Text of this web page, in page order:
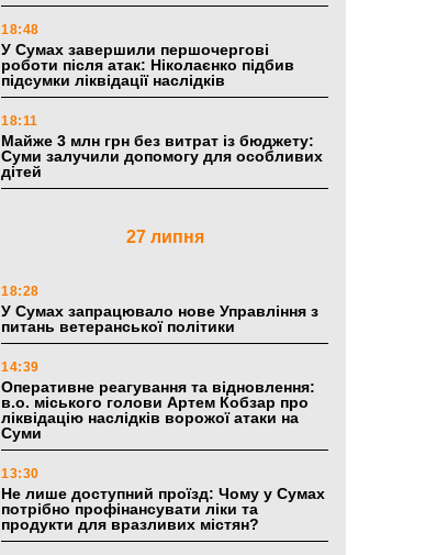
18:48
У Сумах завершили першочергові
роботи після атак: Ніколаєнко підбив
підсумки ліквідації наслідків
18:11
Майже 3 млн грн без витрат із бюджету:
Суми залучили допомогу для особливих
дітей
27 липня
18:28
У Сумах запрацювало нове Управління з
питань ветеранської політики
14:39
Оперативне реагування та відновлення:
в.о. міського голови Артем Кобзар про
ліквідацію наслідків ворожої атаки на
Суми
13:30
Не лише доступний проїзд: Чому у Сумах
потрібно профінансувати ліки та
продукти для вразливих містян?